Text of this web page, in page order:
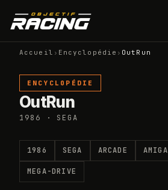
Accueil › Encyclopédie › OutRun
ENCYCLOPÉDIE
OutRun
1986 · SEGA
1986 SEGA ARCADE AMIGA
MEGA-DRIVE